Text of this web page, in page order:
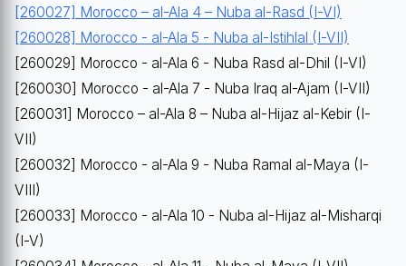
[260027] Morocco – al-Ala 4 – Nuba al-Rasd (I-VI)
[260028] Morocco - al-Ala 5 - Nuba al-Istihlal (I-VII)
[260029] Morocco - al-Ala 6 - Nuba Rasd al-Dhil (I-VI)
[260030] Morocco - al-Ala 7 - Nuba Iraq al-Ajam (I-VII)
[260031] Morocco – al-Ala 8 – Nuba al-Hijaz al-Kebir (I-
VII)
[260032] Morocco - al-Ala 9 - Nuba Ramal al-Maya (I-
VIII)
[260033] Morocco - al-Ala 10 - Nuba al-Hijaz al-Misharqi
(I-V)